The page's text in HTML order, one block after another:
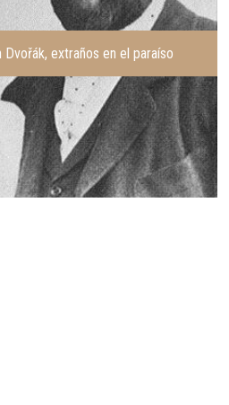
Dvořák, extraños en el paraíso